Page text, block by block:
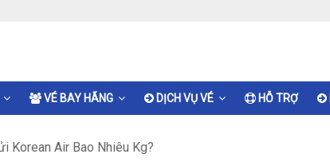
VÉ BAY HÃNG DỊCH VỤ VÉ HỖ TRỢ
Korean Air Bao Nhiêu Kg?